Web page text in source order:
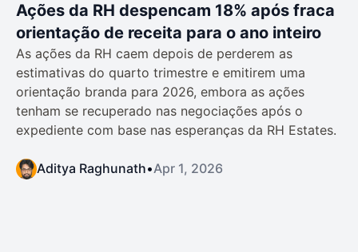
Ações da RH despencam 18% após fraca
orientação de receita para o ano inteiro
As ações da RH caem depois de perderem as
estimativas do quarto trimestre e emitirem uma
orientação branda para 2026, embora as ações
tenham se recuperado nas negociações após o
expediente com base nas esperanças da RH Estates.
Aditya Raghunath•Apr 1, 2026